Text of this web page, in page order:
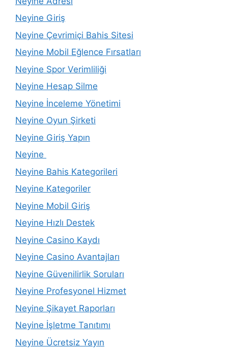
Neyine Giriş
Neyine Çevrimiçi Bahis Sitesi
Neyine Mobil Eğlence Fırsatları
Neyine Spor Verimliliği
Neyine Hesap Silme
Neyine İnceleme Yönetimi
Neyine Oyun Şirketi
Neyine Giriş Yapın
Neyine
Neyine Bahis Kategorileri
Neyine Kategoriler
Neyine Mobil Giriş
Neyine Hızlı Destek
Neyine Casino Kaydı
Neyine Casino Avantajları
Neyine Güvenilirlik Soruları
Neyine Profesyonel Hizmet
Neyine Şikayet Raporları
Neyine İşletme Tanıtımı
Neyine Ücretsiz Yayın